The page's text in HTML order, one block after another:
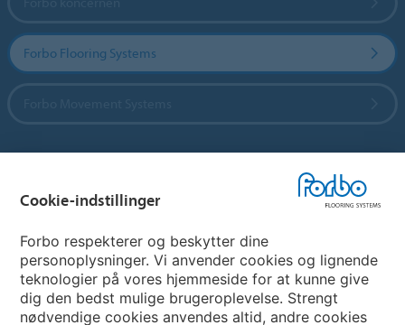
Forbo Flooring Systems
My Forbo
Cookie-indstillinger
Forbo respekterer og beskytter dine
personoplysninger. Vi anvender cookies og lignende
teknologier på vores hjemmeside for at kunne give
dig den bedst mulige brugeroplevelse. Strengt
nødvendige cookies anvendes altid, andre cookies